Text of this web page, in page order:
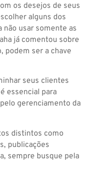
os desejos de seus
alguns dos
não usar somente as
já comentou sobre
podem ser a chave
seus clientes
essencial para
gerenciamento da
distintos como
publicações
sempre busque pela